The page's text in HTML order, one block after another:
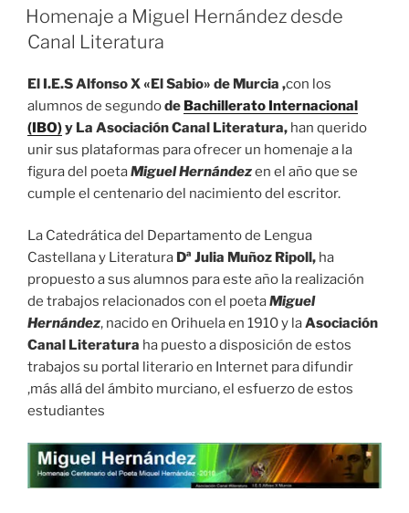
EL
Homenaje a Miguel Hernández desde
Canal Literatura
El I.E.S Alfonso X «El Sabio» de Murcia ,con los
alumnos de segundode Bachillerato Internacional
(IBO)y La Asociación Canal Literatura, han querido
unir sus plataformas para ofrecer un homenaje a la
figura del poetaMiguel Hernándezen el año que se
cumple el centenario del nacimiento del escritor.
La Catedrática del Departamento de Lengua
Castellana y Literatura Dª Julia Muñoz Ripoll, ha
propuesto a sus alumnos para este año la realización
de trabajos relacionados con el poetaMiguel
Hernández, nacido en Orihuela en 1910 y laAsociación
Canal Literatura ha puesto a disposición de estos
trabajos su portal literario en Internet para difundir
,más allá del ámbito murciano, el esfuerzo de estos
estudiantes